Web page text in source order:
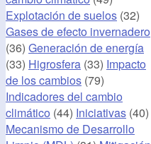
Explotación de suelos (32)
Gases de efecto invernadero
(36) Generación de energía
(33) Higrosfera (33) Impacto
de los cambios (79)
Indicadores del cambio
climático (44) Iniciativas (40)
Mecanismo de Desarrollo